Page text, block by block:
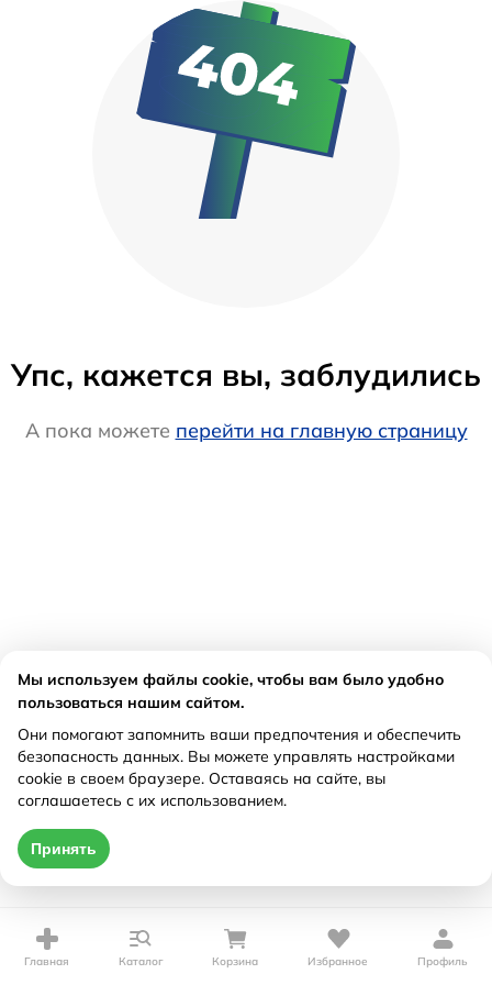
Упс, кажется вы, заблудились
А пока можете перейти на главную страницу
Главная Каталог Корзина Избранное Профиль
Мы используем файлы cookie, чтобы вам было удобно
пользоваться нашим сайтом.
Они помогают запомнить ваши предпочтения и обеспечить
безопасность данных. Вы можете управлять настройками
cookie в своем браузере. Оставаясь на сайте, вы
соглашаетесь с их использованием.
Принять